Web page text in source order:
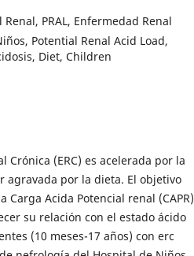
PRAL, Enfermedad Renal
Potential Renal Acid Load,
Diet, Children
Crónica (ERC) es acelerada por la
agravada por la dieta. El objetivo
Acida Potencial renal (CAPR)
su relación con el estado ácido
(10 meses-17 años) con erc